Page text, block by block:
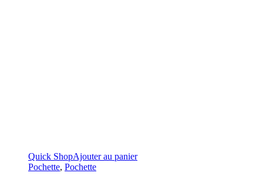
Quick ShopAjouter au panier
Pochette, Pochette